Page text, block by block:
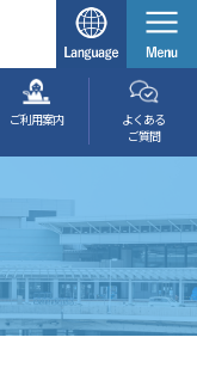
ご利用案内
よくある
ご質問